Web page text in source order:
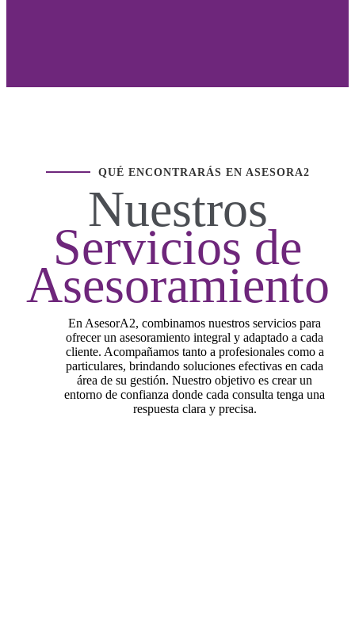
QUÉ ENCONTRARÁS EN ASESORA2
Nuestros
Servicios de
Asesoramiento
En AsesorA2, combinamos nuestros servicios para
ofrecer un asesoramiento integral y adaptado a cada
cliente. Acompañamos tanto a profesionales como a
particulares, brindando soluciones efectivas en cada
área de su gestión. Nuestro objetivo es crear un
entorno de confianza donde cada consulta tenga una
respuesta clara y precisa.